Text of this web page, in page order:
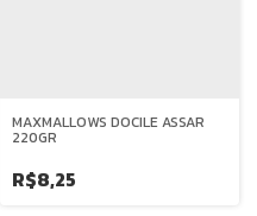
MAXMALLOWS DOCILE ASSAR
220GR
R$8,25